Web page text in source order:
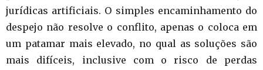
jurídicas artificiais. O simples encaminhamento do
despejo não resolve o conflito, apenas o coloca em
um patamar mais elevado, no qual as soluções são
mais difíceis, inclusive com o risco de perdas